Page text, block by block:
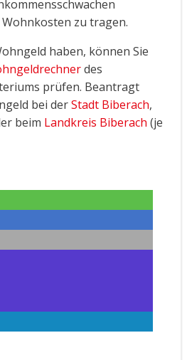
zu tragen.
haben, können Sie
des
prüfen. Beantragt
bei derStadt Biberach,
beim Landkreis Biberach (je